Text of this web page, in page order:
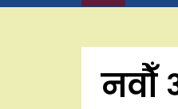
नवौँ